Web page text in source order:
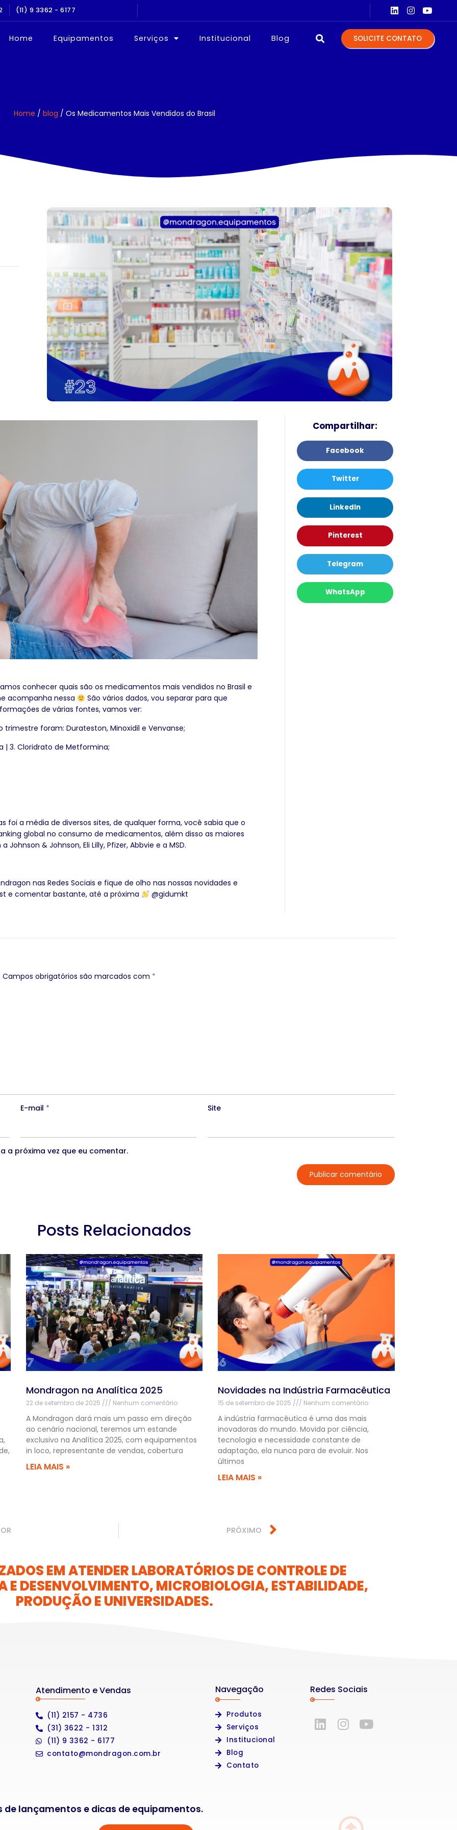
(11) 9 3362 - 6177
NO MERCADO
Home Equipamentos Serviços Institucional Blog SOLICITE CONTATO
Home / blog / Os Medicamentos Mais Vendidos do Brasil
conhecer quais são os medicamentos mais vendidos no Brasil e
acompanha nessa
São vários dados, vou separar para que
de várias fontes, vamos ver:
foram: Durateston, Minoxidil e Venvanse;
| 3. Cloridrato de Metformina;
foi a média de diversos sites, de qualquer forma, você sabia que o
global no consumo de medicamentos, além disso as maiores
& Johnson, Eli Lilly, Pfizer, Abbvie e a MSD.
nas Redes Sociais e fique de olho nas nossas novidades e
e comentar bastante, até a próxima
@gidumkt
Compartilhar:
Facebook
Twitter
LinkedIn
Pinterest
Telegram
WhatsApp
Campos obrigatórios são marcados com *
E-mail * Site
a próxima vez que eu comentar.
Posts Relacionados
Mondragon na Analítica 2025
22 de setembro de 2025 Nenhum comentário
A Mondragon dará mais um passo em direção
ao cenário nacional, teremos um estande
exclusivo na Analítica 2025, com equipamentos
in loco, representante de vendas, cobertura
LEIA MAIS »
Novidades na Indústria Farmacêutica
15 de setembro de 2025 Nenhum comentário
A indústria farmacêutica é uma das mais
inovadoras do mundo. Movida por ciência,
tecnologia e necessidade constante de
adaptação, ela nunca para de evoluir. Nos
últimos
LEIA MAIS »
PRÓXIMO
EM ATENDER LABORATÓRIOS DE CONTROLE DE
E DESENVOLVIMENTO, MICROBIOLOGIA, ESTABILIDADE,
PRODUÇÃO E UNIVERSIDADES.
Atendimento e Vendas
(11) 2157 - 4736
(31) 3622 - 1312
(11) 9 3362 - 6177
contato@mondragon.com.br
Navegação
Produtos
Serviços
Institucional
Blog
Contato
Redes Sociais
lançamentos e dicas de equipamentos.